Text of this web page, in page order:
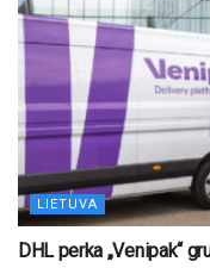
LIETUVA
DHL perka „Venipak“